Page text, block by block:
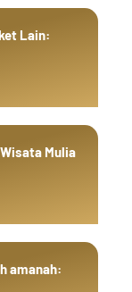
Lain:
Mulia
amanah: